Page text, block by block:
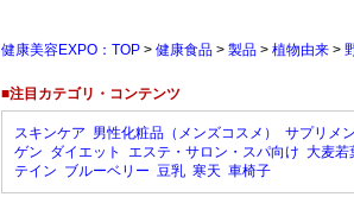
健康美容EXPO：TOP > 健康食品 > 製品 > 植物由来 >
■注目カテゴリ・コンテンツ
スキンケア 男性化粧品（メンズコスメ） サプリメ
ゲン ダイエット エステ・サロン・スパ向け 大麦若
テイン ブルーベリー 豆乳 寒天 車椅子